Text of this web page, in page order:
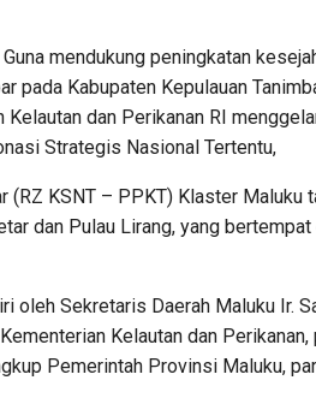
mendukung peningkatan
pada Kabupaten Kepulauan
Kelautan dan Perikanan RI
Strategis Nasional Tertentu,
(RZ KSNT – PPKT) Klaster Maluku
dan Pulau Lirang, yang
oleh Sekretaris Daerah Maluku Ir.
Kelautan dan
Pemerintah Provinsi Maluku,